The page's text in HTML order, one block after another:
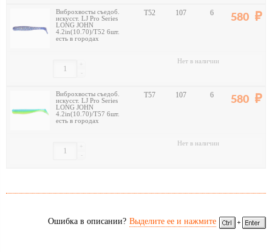
Виброхвосты съедоб.
искусст. LJ Pro Series
LONG JOHN
4.2in(10.70)/T52 6шт.
есть в городах
T52 107 6 580
-
+ Нет в наличии
Виброхвосты съедоб.
искусст. LJ Pro Series
LONG JOHN
4.2in(10.70)/T57 6шт.
есть в городах
T57 107 6 580
-
+ Нет в наличии
Ошибка в описании? Выделите ее и нажмите